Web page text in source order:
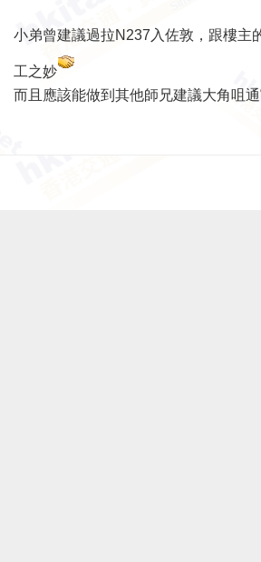
小弟曾建議過拉N237入佐敦，跟樓主
工之妙
而且應該能做到其他師兄建議大角咀